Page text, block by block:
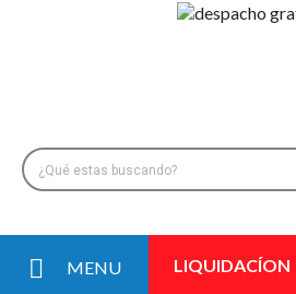
MENU LIQUIDACÍON